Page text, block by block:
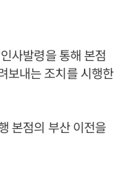
사발령을 통해 본점
보내는 조치를 시행한
본점의 부산 이전을